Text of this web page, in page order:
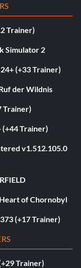
Trainer)
Simulator 2
(+33 Trainer)
der Wildnis
Trainer)
(+44 Trainer)
v1.512.105.0
of Chornobyl
(+17 Trainer)
Trainer)